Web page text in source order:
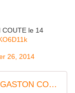
COUTE le 14
26, 2014
- Before DEFI invite MALSTROM / GASTON COUTE le 14 novembre au 108 à Orléans - VIVRE AUTREMENT VOS LOISIRS avec Clodelle